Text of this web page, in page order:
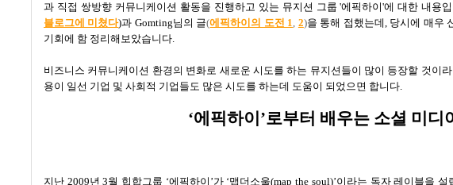
과 직접 쌍방향 커뮤니케이션 활동을 진행하고 있는 뮤지션 그룹 '에픽하이'에 대한 내용
블로그에 미쳤다)과 Gomting님의 글(에픽하이의 도전 1, 2)을 통해 접했는데, 당시에 매우
기회에 함 정리해보았습니다.
비즈니스 커뮤니케이션 환경의 변화로 새로운 시도를 하는 뮤지션들이 많이 등장할 것이
용이 일선 기업 및 사회적 기업들도 많은 시도를 하는데 도움이 되었으면 합니다.
‘에픽하이 ’로부터 배우는 소셜 미디
지난 2009년 3월 힙합그룹 ‘에픽하이 ’가 ‘맵더소울(map the soul)’이라는 독자 레이블을 설